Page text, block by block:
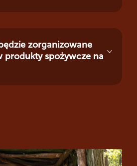
zorganizowane
produkty spożywcze na